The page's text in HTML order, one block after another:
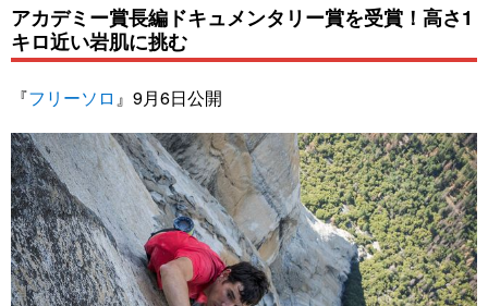
アカデミー賞長編ドキュメンタリー賞を受賞！高さ1
キロ近い岩肌に挑む
『フリーソロ 』9月6日公開